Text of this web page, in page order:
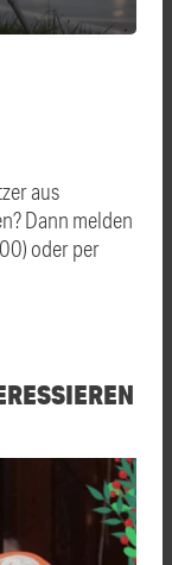
aus
Dann melden
oder per